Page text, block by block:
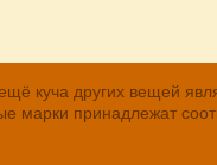
куча других вещей
марки принадлежат